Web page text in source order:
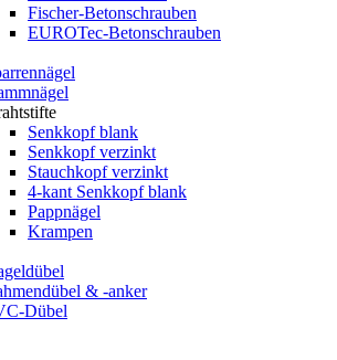
Fischer-Betonschrauben
EUROTec-Betonschrauben
Senkkopf blank
Senkkopf verzinkt
Stauchkopf verzinkt
4-kant Senkkopf blank
Pappnägel
Krampen
& -anker
Dübel